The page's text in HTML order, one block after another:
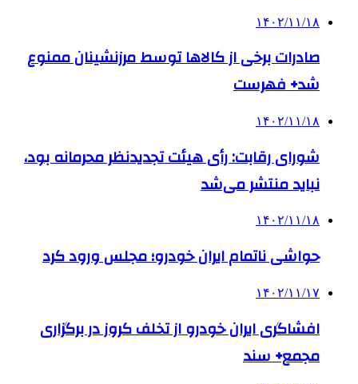
۱۴۰۲/۱۱/۱۸
صادرات برخی از کالاها توسط مرزنشینان ممنوع
شد+ فهرست
۱۴۰۲/۱۱/۱۸
شورای رقابت: رأی هیئت تجدیدنظر محرمانه بود،
نباید منتشر می‌شد
۱۴۰۲/۱۱/۱۸
حواشی ناتمام ایران خودرو؛ مجلس ورود کرد
۱۴۰۲/۱۱/۱۷
افشاگری ایران خودرو از تخلف کروز در برگزاری
مجمع+ سند